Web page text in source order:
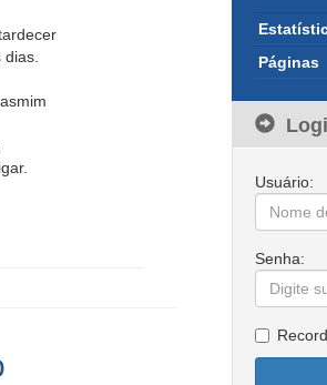
Páginas
Usuário:
Senha: